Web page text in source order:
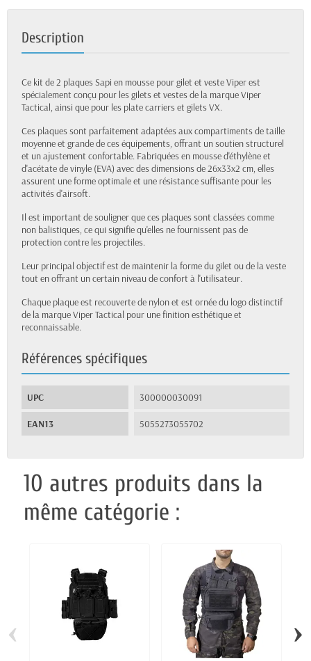
Description
Ce kit de 2 plaques Sapi en mousse pour gilet et veste Viper est
spécialement conçu pour les gilets et vestes de la marque Viper
Tactical, ainsi que pour les plate carriers et gilets VX.
Ces plaques sont parfaitement adaptées aux compartiments de taille
moyenne et grande de ces équipements, offrant un soutien structurel
et un ajustement confortable. Fabriquées en mousse d'éthylène et
d'acétate de vinyle (EVA) avec des dimensions de 26x33x2 cm, elles
assurent une forme optimale et une résistance suffisante pour les
activités d'airsoft.
Il est important de souligner que ces plaques sont classées comme
non balistiques, ce qui signifie qu'elles ne fournissent pas de
protection contre les projectiles.
Leur principal objectif est de maintenir la forme du gilet ou de la veste
tout en offrant un certain niveau de confort à l'utilisateur.
Chaque plaque est recouverte de nylon et est ornée du logo distinctif
de la marque Viper Tactical pour une finition esthétique et
reconnaissable.
Références spécifiques
UPC 300000030091
EAN13 5055273055702
10 autres produits dans la
même catégorie :
‹ ›